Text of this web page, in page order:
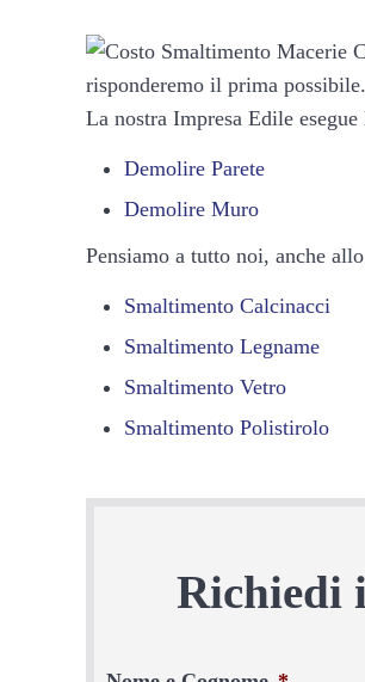
La nostra Impresa Edile
Demolire Parete
Demolire Muro
Pensiamo a tutto noi, anche
Smaltimento Calcinacci
Smaltimento Legname
Smaltimento Vetro
Smaltimento Polistirolo
Richiedi